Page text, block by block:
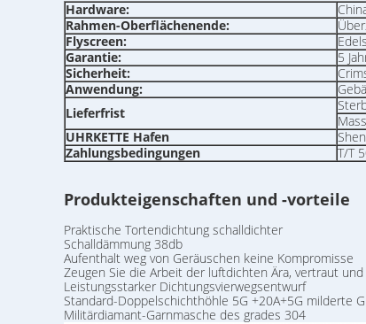
Hardware:
Rahmen-Oberflächenende:
Flyscreen:
Garantie:
5
Sicherheit:
Anwendung:
Lieferfrist
UHRKETTE Hafen
Zahlungsbedingungen
T/T
Produkteigenschaften und -vorteile
Praktische Tortendichtung schalldichter
Schalldämmung 38db
Aufenthalt weg von Geräuschen keine Kompromisse
Zeugen Sie die Arbeit der luftdichten Ära, vertraut und
Leistungsstarker Dichtungsvierwegsentwurf
Standard-Doppelschichthöhle 5G +20A+5G milderte
Militärdiamant-Garnmasche des grades 304